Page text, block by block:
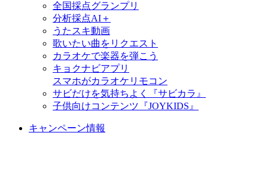
全国採点グランプリ
分析採点AI＋
うたスキ動画
歌いたい曲をリクエスト
カラオケで楽器を弾こう
キョクナビアプリ
スマホがカラオケリモコン
サビだけを気持ちよく『サビカラ』
子供向けコンテンツ『JOYKIDS』
キャンペーン情報